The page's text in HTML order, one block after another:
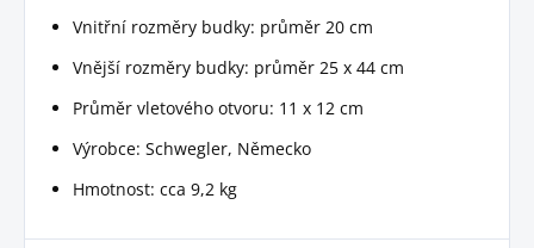
Vnitřní rozměry budky: průměr 20 cm
Vnější rozměry budky: průměr 25 x 44 cm
Průměr vletového otvoru: 11 x 12 cm
Výrobce: Schwegler, Německo
Hmotnost: cca 9,2 kg